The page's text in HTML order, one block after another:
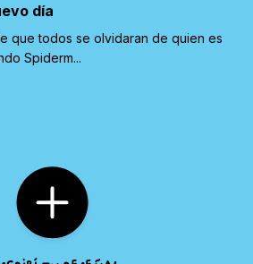
día
que todos se olvidaran de quien es
Spiderm...